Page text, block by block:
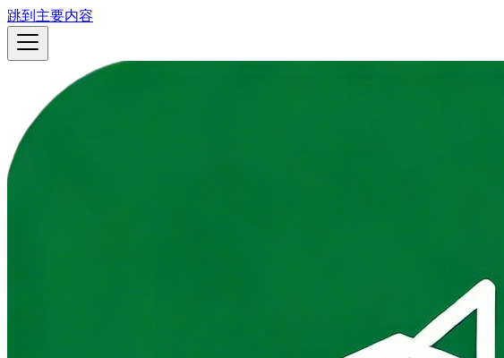
跳到主要内容